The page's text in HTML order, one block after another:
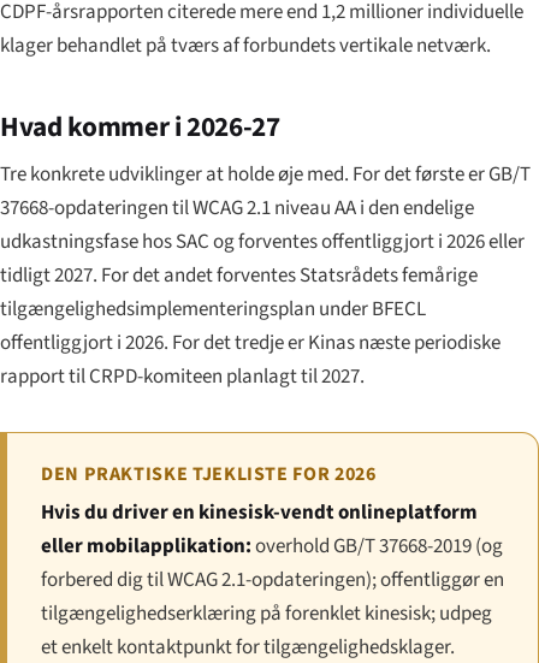
CDPF-årsrapporten citerede mere end 1,2 millioner individuelle
klager behandlet på tværs af forbundets vertikale netværk.
Hvad kommer i 2026-27
Tre konkrete udviklinger at holde øje med. For det første er GB/T
37668-opdateringen til WCAG 2.1 niveau AA i den endelige
udkastningsfase hos SAC og forventes offentliggjort i 2026 eller
tidligt 2027. For det andet forventes Statsrådets femårige
tilgængeligheds­implementeringsplan under BFECL
offentliggjort i 2026. For det tredje er Kinas næste periodiske
rapport til CRPD-komiteen planlagt til 2027.
DEN PRAKTISKE TJEKLISTE FOR 2026
Hvis du driver en kinesisk-vendt onlineplatform
eller mobilapplikation:overhold GB/T 37668-2019 (og
forbered dig til WCAG 2.1-opdateringen); offentliggør en
tilgængeligheds­erklæring på forenklet kinesisk; udpeg
et enkelt kontaktpunkt for tilgængeligheds­klager.